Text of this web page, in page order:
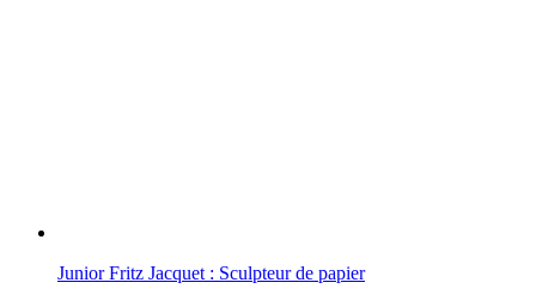
Junior Fritz Jacquet : Sculpteur de papier